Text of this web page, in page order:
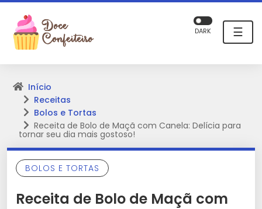
☰
DARK
Início
Receitas
Bolos e Tortas
Receita de Bolo de Maçã com Canela: Delícia para
tornar seu dia mais gostoso!
BOLOS E TORTAS
Receita de Bolo de Maçã com